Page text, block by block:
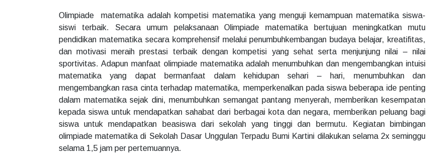
Olimpiade matematika adalah kompetisi matematika yang menguji kemampuan matematika siswa-
siswi terbaik. Secara umum pelaksanaan Olimpiade matematika bertujuan meningkatkan mutu
pendidikan matematika secara komprehensif melalui penumbuhkembangan budaya belajar, kreatifitas,
dan motivasi meraih prestasi terbaik dengan kompetisi yang sehat serta menjunjung nilai – nilai
sportivitas. Adapun manfaat olimpiade matematika adalah menumbuhkan dan mengembangkan intuisi
matematika yang dapat bermanfaat dalam kehidupan sehari – hari, menumbuhkan dan
mengembangkan rasa cinta terhadap matematika, memperkenalkan pada siswa beberapa ide penting
dalam matematika sejak dini, menumbuhkan semangat pantang menyerah, memberikan kesempatan
kepada siswa untuk mendapatkan sahabat dari berbagai kota dan negara, memberikan peluang bagi
siswa untuk mendapatkan beasiswa dari sekolah yang tinggi dan bermutu. Kegiatan bimbingan
olimpiade matematika di Sekolah Dasar Unggulan Terpadu Bumi Kartini dilakukan selama 2x seminggu
selama 1,5 jam per pertemuannya.